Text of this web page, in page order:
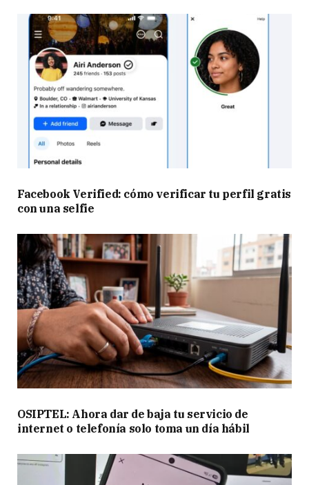
Facebook Verified: cómo verificar tu perfil gratis
con una selfie
OSIPTEL: Ahora dar de baja tu servicio de
internet o telefonía solo toma un día hábil